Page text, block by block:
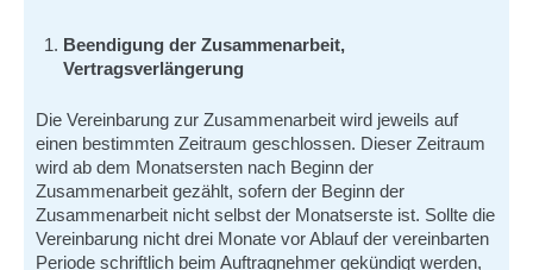
Beendigung der Zusammenarbeit,
Vertragsverlängerung
Die Vereinbarung zur Zusammenarbeit wird jeweils auf
einen bestimmten Zeitraum geschlossen. Dieser Zeitraum
wird ab dem Monatsersten nach Beginn der
Zusammenarbeit gezählt, sofern der Beginn der
Zusammenarbeit nicht selbst der Monatserste ist. Sollte die
Vereinbarung nicht drei Monate vor Ablauf der vereinbarten
Periode schriftlich beim Auftragnehmer gekündigt werden,